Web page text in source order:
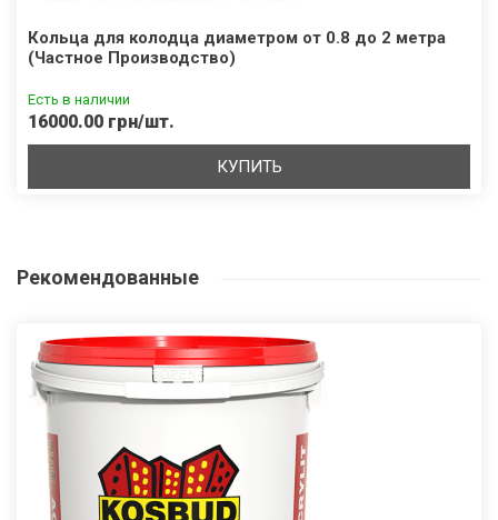
Кольца для колодца диаметром от 0.8 до 2 метра
(Частное Производство)
Есть в наличии
16000.00 грн/шт.
КУПИТЬ
Рекомендованные